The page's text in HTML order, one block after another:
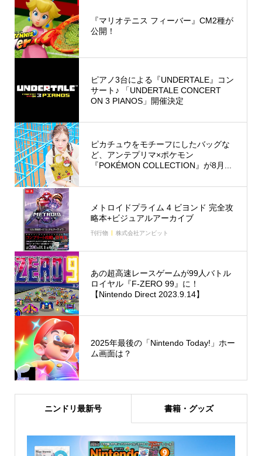
『マリオテニス フィーバー』CM2種が
公開！
ピアノ3台による『UNDERTALE』コン
サート♪ 「UNDERTALE CONCERT
ON 3 PIANOS」開催決定
ピカチュウをモチーフにしたバッグな
ど、アンテプリマ×ポケモン
『POKÉMON COLLECTION』が8月...
メトロイドプライム 4 ビヨンド 完全攻
略本+ビジュアルアーカイブ
刊行物 株式会社アンビット
あの超高速レースゲームが99人バトル
ロイヤル『F-ZERO 99』に！
【Nintendo Direct 2023.9.14】
2025年最後の「Nintendo Today!」ホー
ム画面は？
ニンドリ最新号 書籍・グッズ